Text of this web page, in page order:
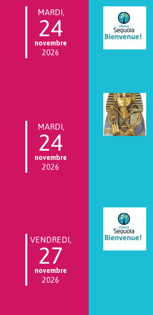
MARDI,
24
novembre
2026
MARDI,
24
novembre
2026
VENDREDI,
27
novembre
2026
En savor plus
En savor plus
En savor plus